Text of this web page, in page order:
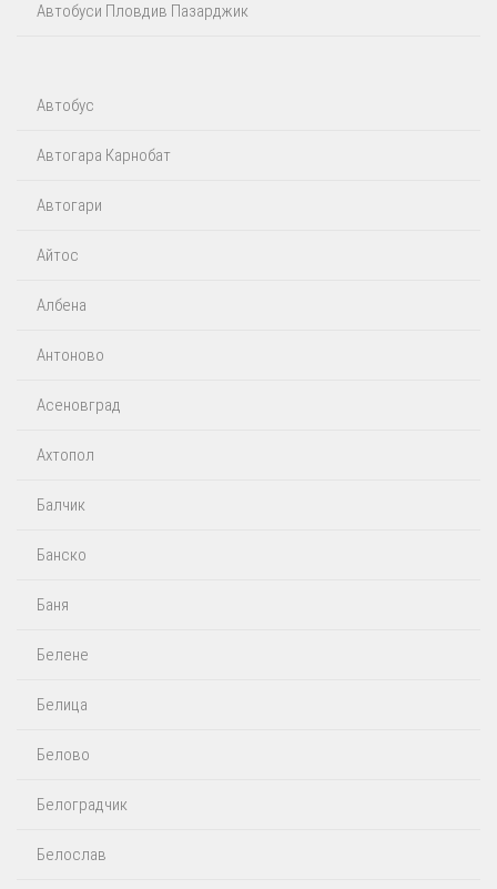
Автобуси Пловдив Пазарджик
Автобус
Автогара Карнобат
Автогари
Айтос‎
Албена
Антоново
Асеновград
Ахтопол
Балчик
Банско
Баня
Белене
Белица
Белово
Белоградчик
Белослав